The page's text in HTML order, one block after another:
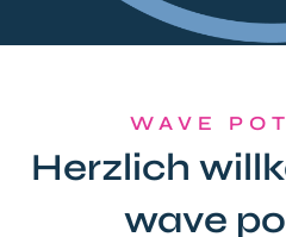
WAVE
Herzlich
wave